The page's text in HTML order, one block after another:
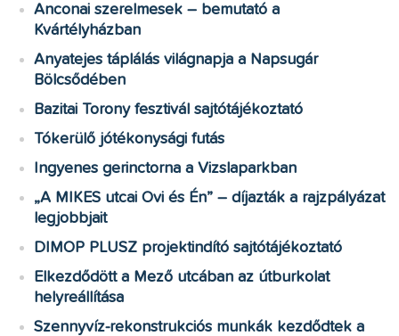
Anconai szerelmesek – bemutató a
Kvártélyházban
Anyatejes táplálás világnapja a Napsugár
Bölcsődében
Bazitai Torony fesztivál sajtótájékoztató
Tókerülő jótékonysági futás
Ingyenes gerinctorna a Vizslaparkban
„A MIKES utcai Ovi és Én” – díjazták a rajzpályázat
legjobbjait
DIMOP PLUSZ projektindító sajtótájékoztató
Elkezdődött a Mező utcában az útburkolat
helyreállítása
Szennyvíz-rekonstrukciós munkák kezdődtek a